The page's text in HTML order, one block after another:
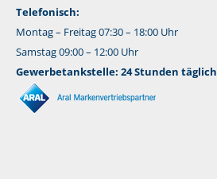
Telefonisch:
Montag – Freitag 07:30 – 18:00 Uhr
Samstag 09:00 – 12:00 Uhr
Gewerbetankstelle: 24 Stunden täglich